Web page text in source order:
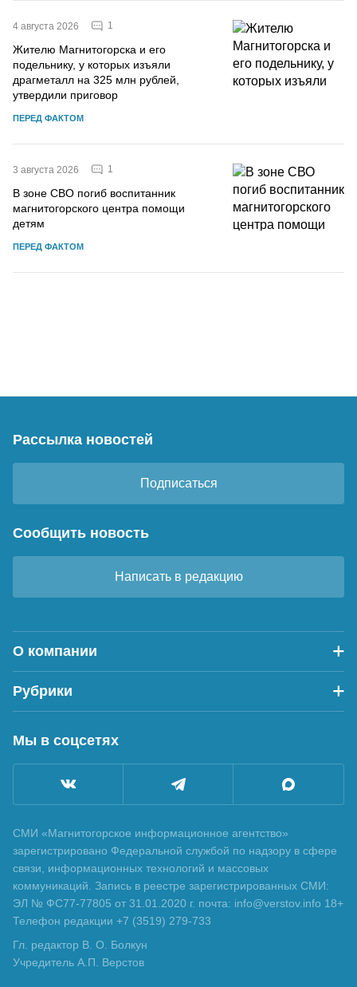
4 августа 2026 1
Жителю Магнитогорска и его
подельнику, у которых изъяли
драгметалл на 325 млн рублей,
утвердили приговор
ПЕРЕД ФАКТОМ
3 августа 2026 1
В зоне СВО погиб воспитанник
магнитогорского центра помощи
детям
ПЕРЕД ФАКТОМ
Рассылка новостей
Подписаться
Сообщить новость
Написать в редакцию
О компании
Рубрики
Мы в соцсетях
СМИ «Магнитогорское информационное агентство»
зарегистрировано Федеральной службой по надзору в сфере
связи, информационных технологий и массовых
коммуникаций. Запись в реестре зарегистрированных СМИ:
ЭЛ № ФС77-77805 от 31.01.2020 г. почта: info@verstov.info 18+
Телефон редакции +7 (3519) 279-733
Гл. редактор В. О. Болкун
Учредитель А.П. Верстов